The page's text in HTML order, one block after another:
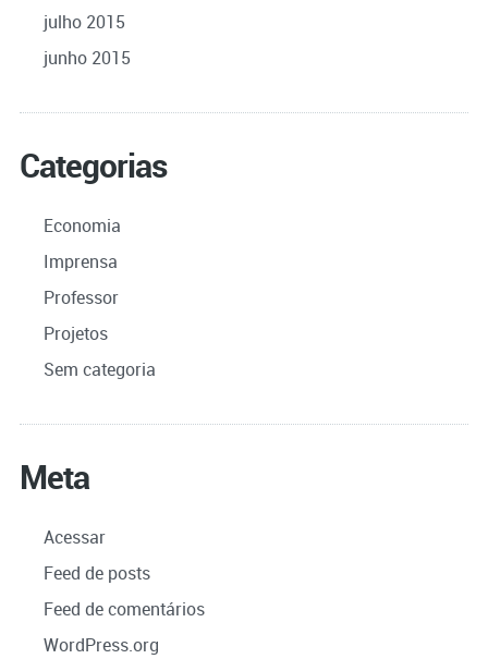
julho 2015
junho 2015
Categorias
Economia
Imprensa
Professor
Projetos
Sem categoria
Meta
Acessar
Feed de posts
Feed de comentários
WordPress.org